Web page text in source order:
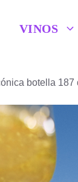
VINOS
botella